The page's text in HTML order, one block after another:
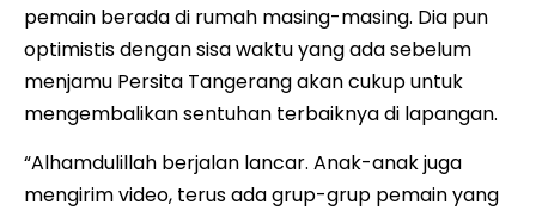
pemain berada di rumah masing-masing. Dia pun
optimistis dengan sisa waktu yang ada sebelum
menjamu Persita Tangerang akan cukup untuk
mengembalikan sentuhan terbaiknya di lapangan.
“Alhamdulillah berjalan lancar. Anak-anak juga
mengirim video, terus ada grup-grup pemain yang